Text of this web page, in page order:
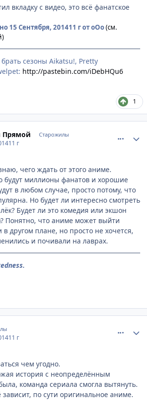
вкладку с видео, это всё фанатское
15 Сентября, 201411 гот оОо(см.
брать сезоны Aikatsu!, Pretty
http://pastebin.com/iDebHQu6
1
Прямой Старожилы
11 г
чего ждать от этого аниме.
будут миллионы фанатов и хорошие
в любом случае, просто потому, что
Но будет ли интересно смотреть
Будет ли это комедия или экшон
Понятно, что аниме может выйти
в другом плане, но просто не хочется,
и почивали на лаврах.
11 г
чем угодно.
история с неопределённым
команда сериала смогла вытянуть.
зависит, по сути оригинальное аниме.